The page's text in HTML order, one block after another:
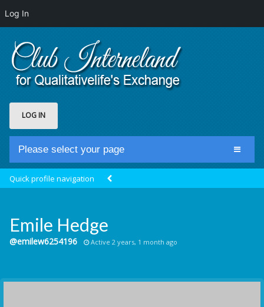
Log In
LOG IN
Please select your page
Groups
Communication Point
Quick profile navigation
Emile Hedge
@emilew6254196 Active 2 years, 1 month ago